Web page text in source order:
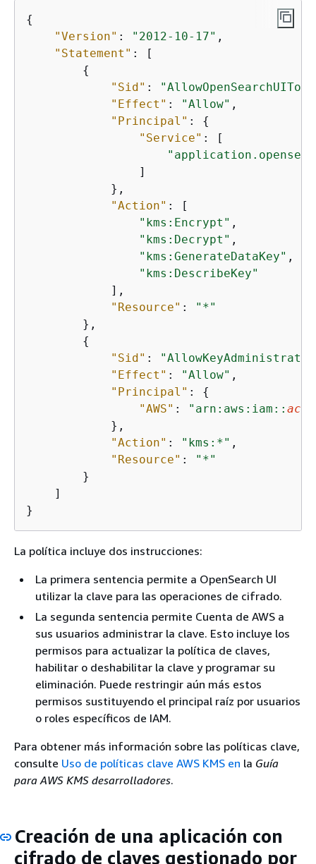
{
"Version" : "2012-10-17" ,
"Statement" : [
{
"Sid" :
"Effect" : "Allow" ,
"Principal" : {
"Service" : [
                ]
            },
"Action" : [
"kms:Encrypt" ,
"kms:Decrypt" ,
"kms:GenerateDataKey" ,
"kms:DescribeKey"
            ],
"Resource" :
"*"
        },
{
"Sid" :
"Effect" : "Allow" ,
"Principal" : {
"AWS" : "arn:aws:iam::
            },
"Action" : "kms:*" ,
"Resource" :
"*"
        }
    ]
}
La política incluye dos instrucciones:
La primera sentencia permite a OpenSearch UI
utilizar la clave para las operaciones de cifrado.
La segunda sentencia permite Cuenta de AWS a
sus usuarios administrar la clave. Esto incluye los
permisos para actualizar la política de claves,
habilitar o deshabilitar la clave y programar su
eliminación. Puede restringir aún más estos
permisos sustituyendo el principal raíz por usuarios
o roles específicos de IAM.
Para obtener más información sobre las políticas clave,
consulte Uso de políticas clave AWS KMS en la Guía
para AWS KMS desarrolladores.
Creación de una aplicación con
cifrado de claves gestionado por